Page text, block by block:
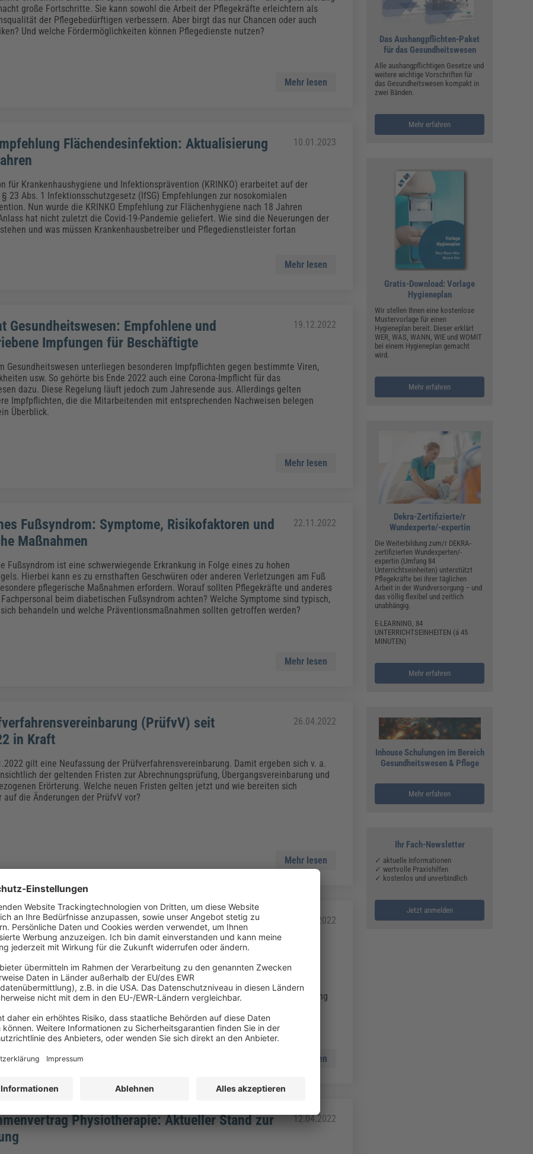
Vergaberecht
Künstliche Intelligenz
Weiterbildungen (AKADEMIE HERKERT)
Personalmanagement
Fachpublikationen & Arbeitshilfen
Weiterbildungen (AKADEMIE HERKERT)
große Fortschritte. Sie kann sowohl die Arbeit der Pflegekräfte erleichtern als
der Pflegebedürftigen verbessern. Aber birgt das nur Chancen oder auch
Und welche Fördermöglichkeiten können Pflegedienste nutzen?
Mehr lesen
Flächendesinfektion: Aktualisierung
10.01.2023
für Krankenhaushygiene und Infektionsprävention (KRINKO) erarbeitet auf der
§ 23 Abs. 1 Infektionsschutzgesetz (IfSG) Empfehlungen zur nosokomialen
Nun wurde die KRINKO Empfehlung zur Flächenhygiene nach 18 Jahren
hat nicht zuletzt die Covid-19-Pandemie geliefert. Wie sind die Neuerungen der
und was müssen Krankenhausbetreiber und Pflegedienstleister fortan
Mehr lesen
Gesundheitswesen: Empfohlene und
Impfungen für Beschäftigte
19.12.2022
Gesundheitswesen unterliegen besonderen Impfpflichten gegen bestimmte Viren,
usw. So gehörte bis Ende 2022 auch eine Corona-Impflicht für das
dazu. Diese Regelung läuft jedoch zum Jahresende aus. Allerdings gelten
Impfpflichten, die die Mitarbeitenden mit entsprechenden Nachweisen belegen
Überblick.
Mehr lesen
Fußsyndrom: Symptome, Risikofaktoren und
Maßnahmen
22.11.2022
Fußsyndrom ist eine schwerwiegende Erkrankung in Folge eines zu hohen
Hierbei kann es zu ernsthaften Geschwüren oder anderen Verletzungen am Fuß
pflegerische Maßnahmen erfordern. Worauf sollten Pflegekräfte und anderes
beim diabetischen Fußsyndrom achten? Welche Symptome sind typisch,
behandeln und welche Präventionsmaßnahmen sollten getroffen werden?
Mehr lesen
(PrüfvV) seit
in Kraft
26.04.2022
gilt eine Neufassung der Prüfverfahrensvereinbarung. Damit ergeben sich v. a.
der geltenden Fristen zur Abrechnungsprüfung, Übergangsvereinbarung und
Erörterung. Welche neuen Fristen gelten jetzt und wie bereiten sich
auf die Änderungen der PrüfvV vor?
Mehr lesen
AOP Katalog? – Ambulante Leistungen korrekt
19.04.2022
wurde zum 01.01.2022 ein neuer Entwurf des Katalogs ambulant durchführbarer
sonstiger stationsersetzender Eingriffe (AOP) veröffentlicht. Er beschreibt zum
gemäß SGB V von wem ambulant durchgeführt werden dürfen. Zum
der Katalog die dazugehörigen Kategorisierungsklassen zur korrekten Abrechnung
Welche OPs gelten nach aktuellem Katalog als ambulant und welche
ergeben sich jetzt für Ärztinnen und Ärzte in Krankenhäusern?
Mehr lesen
Physiotherapie: Aktueller Stand zur
12.04.2022
Das Aushangpflichten-Paket
für das Gesundheitswesen
Alle aushangpflichtigen Gesetze und
weitere wichtige Vorschriften für
das Gesundheitswesen kompakt in
zwei Bänden.
Mehr erfahren
Gratis-Download: Vorlage
Hygieneplan
Wir stellen Ihnen eine kostenlose
Mustervorlage für einen
Hygieneplan bereit. Dieser erklärt
WER, WAS, WANN, WIE und WOMIT
bei einem Hygieneplan gemacht
wird.
Mehr erfahren
Dekra-Zertifizierte/r
Wundexperte/-expertin
Die Weiterbildung zum/r DEKRA-
zertifizierten Wundexperten/-
expertin (Umfang 84
Unterrichtseinheiten) unterstützt
Pflegekräfte bei ihrer täglichen
Arbeit in der Wundversorgung – und
das völlig flexibel und zeitlich
unabhängig.
E-LEARNING, 84
UNTERRICHTSEINHEITEN (á 45
MINUTEN)
Mehr erfahren
Inhouse Schulungen im Bereich
Gesundheitswesen & Pflege
Mehr erfahren
Ihr Fach-Newsletter
✓ aktuelle Informationen
✓ wertvolle Praxishilfen
✓ kostenlos und unverbindlich
Jetzt anmelden